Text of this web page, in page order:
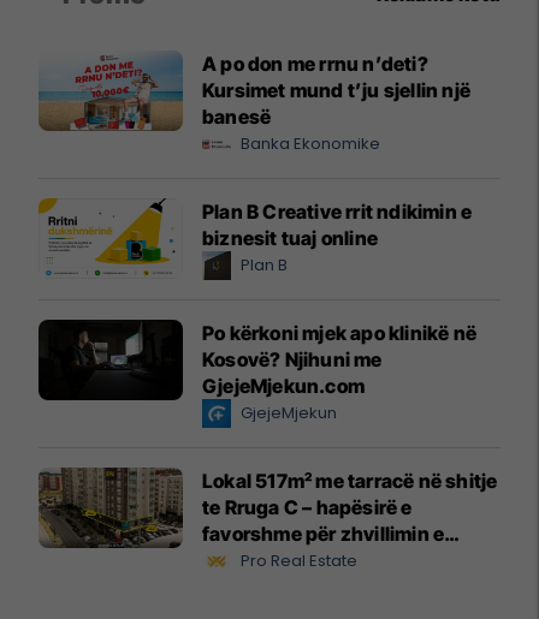
A po don me rrnu n’deti?
Kursimet mund t’ju sjellin një
banesë
Banka Ekonomike
Plan B Creative rrit ndikimin e
biznesit tuaj online
Plan B
Po kërkoni mjek apo klinikë në
Kosovë? Njihuni me
GjejeMjekun.com
GjejeMjekun
Lokal 517m² me tarracë në shitje
te Rruga C – hapësirë e
favorshme për zhvillimin e
biznesit #15796
Pro Real Estate